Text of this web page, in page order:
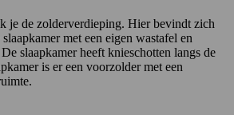
je de zolderverdieping. Hier bevindt zich
met een eigen wastafel en
slaapkamer heeft knieschotten langs de
is er een voorzolder met een